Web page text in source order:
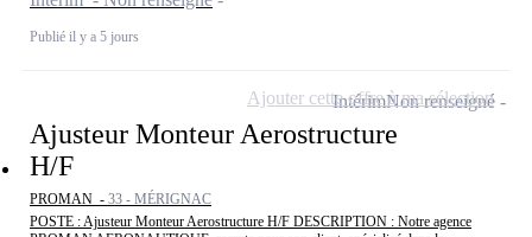
Publié il y a 5 jours
Ajusteur Monteur Aerostructure
H/F
PROMAN - 33 - MÉRIGNAC
POSTE : Ajusteur Monteur Aerostructure H/F DESCRIPTION : Notre agence
IntérimNon renseigné
Ajouter cette offre à ma sélection